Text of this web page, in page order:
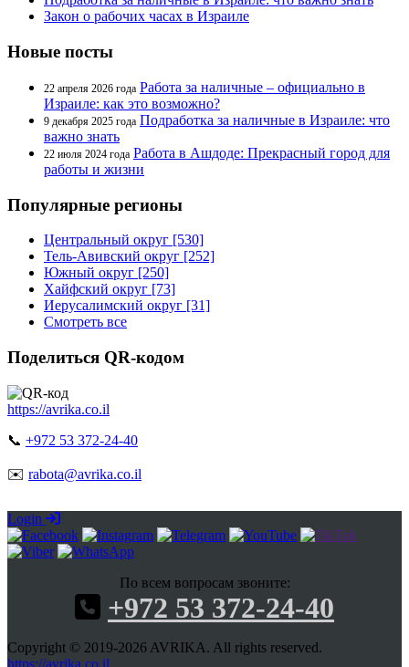
Закон о рабочих часах в Израиле
Новые посты
22 апреля 2026 года Работа за наличные – официально в
Израиле: как это возможно?
9 декабря 2025 года Подработка за наличные в Израиле: что
важно знать
22 июля 2024 года Работа в Ашдоде: Прекрасный город для
работы и жизни
Популярные регионы
Центральный округ [530]
Тель-Авивский округ [252]
Южный округ [250]
Хайфский округ [73]
Иерусалимский округ [31]
Смотреть все
Поделиться QR-кодом
https://avrika.co.il
📞 +972 53 372-24-40
✉️ rabota@avrika.co.il
Login
По всем вопросам звоните:
+972 53 372-24-40
Copyright © 2019-2026 AVRIKA. All rights reserved.
https://avrika.co.il